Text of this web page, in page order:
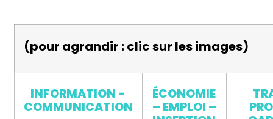
(pour agrandir : clic sur les images)
INFORMATION -
COMMUNICATION
ÉCONOMIE
– EMPLOI –